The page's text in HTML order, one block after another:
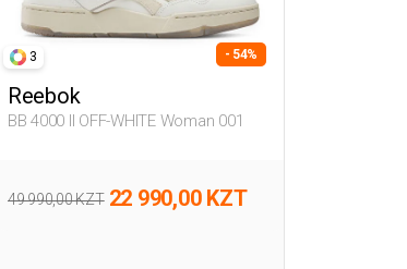
3 - 54%
Reebok
BB 4000 II OFF-WHITE Woman 001
49 990,00 KZT 22 990,00 KZT